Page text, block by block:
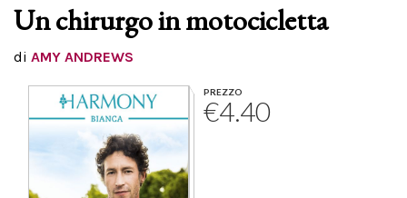
EBOOK
Un chirurgo in motocicletta
di AMY ANDREWS
PREZZO
€4.40